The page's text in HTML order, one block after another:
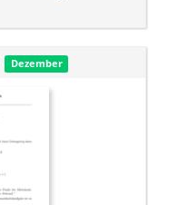
Dezember